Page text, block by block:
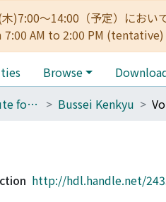
木)7:00～14:00（予定）にお
AM to 2:00 PM
Browse
390_Yukawa Institute for Theoretical Physics Bussei Kenkyu
http://hdl.handle.net/